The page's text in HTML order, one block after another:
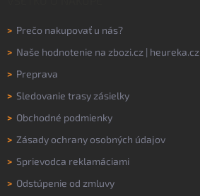
> Prečo nakupovať u nás?
> Naše hodnotenie na zbozi.cz | heureka.cz
> Preprava
> Sledovanie trasy zásielky
> Obchodné podmienky
> Zásady ochrany osobných údajov
> Sprievodca reklamáciami
> Odstúpenie od zmluvy